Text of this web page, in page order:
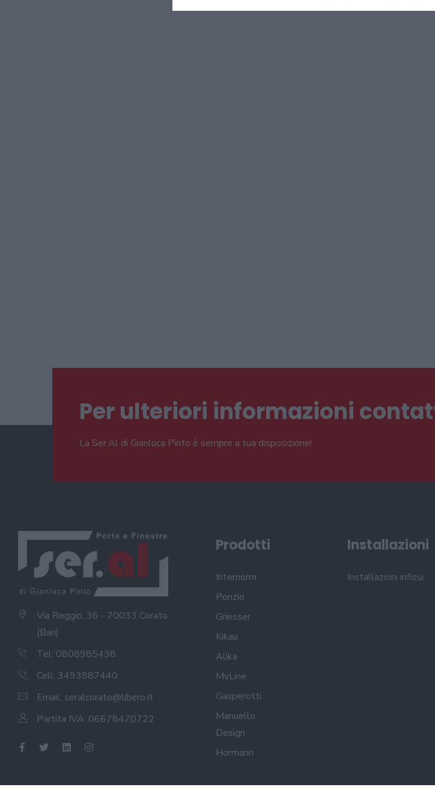
Per ulteriori informazioni
La Ser.Al di Gianluca Pinto è sempre a tua disposizione!
Via Reggio, 36 - 70033 Corato
(Bari)
Tel: 0808985438
Cell: 3493887440
Email: seralcorato@libero.it
Partita IVA: 06678470722
Prodotti
Internorm
Ponzio
Griesser
Kikau
Alika
MvLine
Gasperotti
Manuello
Design
Hormann
Installazioni
Installazioni infissi